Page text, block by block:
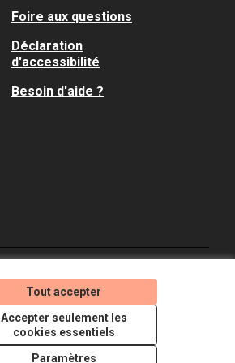
Tout accepter
Accepter seulement les
cookies essentiels
Paramètres
Foire aux questions
Déclaration
d'accessibilité
Besoin d'aide ?
(Lien externe)
(Lien externe)
(Lien externe)
Licence Creative
(Lien externe)